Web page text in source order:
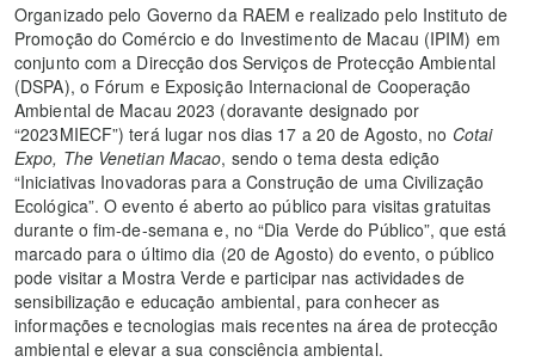
Organizado pelo Governo da RAEM e realizado pelo Instituto de
Promoção do Comércio e do Investimento de Macau (IPIM) em
conjunto com a Direcção dos Serviços de Protecção Ambiental
(DSPA), o Fórum e Exposição Internacional de Cooperação
Ambiental de Macau 2023 (doravante designado por
“2023MIECF”) terá lugar nos dias 17 a 20 de Agosto, no Cotai
Expo, The Venetian Macao, sendo o tema desta edição
“Iniciativas Inovadoras para a Construção de uma Civilização
Ecológica”. O evento é aberto ao público para visitas gratuitas
durante o fim-de-semana e, no “Dia Verde do Público”, que está
marcado para o último dia (20 de Agosto) do evento, o público
pode visitar a Mostra Verde e participar nas actividades de
sensibilização e educação ambiental, para conhecer as
informações e tecnologias mais recentes na área de protecção
ambiental e elevar a sua consciência ambiental.